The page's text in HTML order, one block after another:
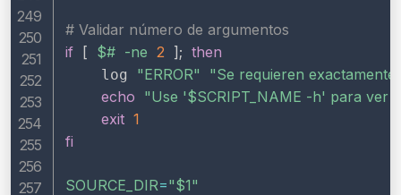
# Validar número de argumentos
if
[ $# -ne 2 ] ; then
    log
"ERROR"
"Se requieren
echo "Use '$SCRIPT_NAME -h' para ver
exit 1
fi
SOURCE_DIR="$1"